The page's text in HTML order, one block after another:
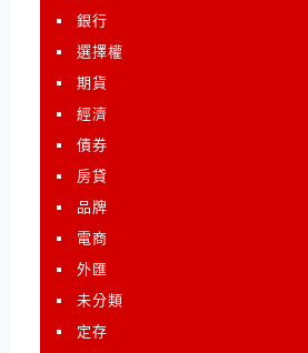
銀行
選擇權
期貨
經濟
債券
房貸
品牌
電商
外匯
未分類
定存